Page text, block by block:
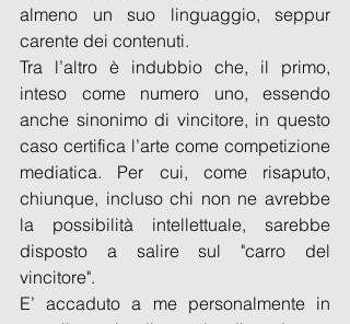
almeno un suo linguaggio, seppur
carente dei contenuti.
Tra l’altro è indubbio che, il primo,
inteso come numero uno, essendo
anche sinonimo di vincitore, in questo
caso certifica l’arte come competizione
mediatica. Per cui, come risaputo,
chiunque, incluso chi non ne avrebbe
la possibilità intellettuale, sarebbe
disposto a salire sul "carro del
vincitore".
E’ accaduto a me personalmente in